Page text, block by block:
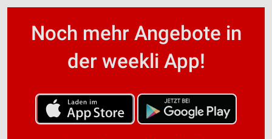
Noch mehr Angebote in
der weekli App!